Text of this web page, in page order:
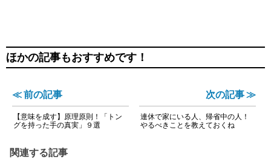
ほかの記事もおすすめです！
≪ 前の記事
【意味を成す】原理原則！「トン
グを持った手の真実」９選
次の記事 ≫
連休で家にいる人、帰省中の人！
やるべきことを教えておくね
関連する記事